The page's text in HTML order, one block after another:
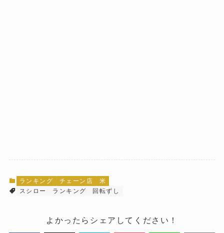
ランキング チェーン店
米
スシロー
ランキング 回転ずし
よかったらシェアしてください！